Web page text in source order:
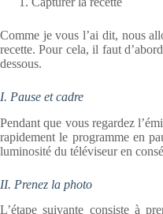
Comme je vous l’ai dit, nous
recette. Pour cela, il faut
dessous.
I. Pause et cadre
Pendant que vous regardez
rapidement le programme en
luminosité du téléviseur en
II. Prenez la photo
L’étape suivante consiste à